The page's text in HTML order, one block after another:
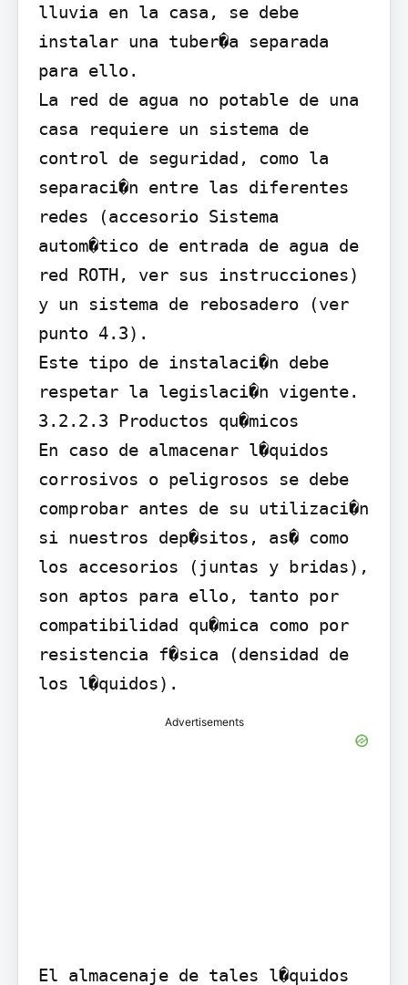
lluvia en la casa, se debe
instalar una tuber�a separada
para ello.
La red de agua no potable de una
casa requiere un sistema de
control de seguridad, como la
separaci�n entre las diferentes
redes (accesorio Sistema
autom�tico de entrada de agua de
red ROTH, ver sus instrucciones)
y un sistema de rebosadero (ver
punto 4.3).
Este tipo de instalaci�n debe
respetar la legislaci�n vigente.
3.2.2.3 Productos qu�micos
En caso de almacenar l�quidos
corrosivos o peligrosos se debe
comprobar antes de su utilizaci�n
si nuestros dep�sitos, as� como
los accesorios (juntas y bridas),
son aptos para ello, tanto por
compatibilidad qu�mica como por
resistencia f�sica (densidad de
los l�quidos).
Advertisements
El almacenaje de tales l�quidos